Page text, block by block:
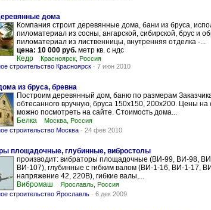
дома
Компания строит деревянные дома, бани из бруса,
пиломатериал из сосны, ангарской, сибирской, брус и
пиломатериал из лиственницы, внутренняя отделка -...
цена: 10 000 руб. метр кв. с ндс
Кедр
Красноярск, Россия
строительство Красноярск - 7 июн 2010
из бруса, бревна
Построим деревянный дом, баню по размерам
обтесанного вручную, бруса 150х150, 200х200. Цены на
можно посмотреть на сайте. Стоимость дома...
Белка
Москва, Россия
строительство Москва - 24 фев 2010
площадочные, глубинные, вибростолы
производит: вибраторы площадочные (ВИ-99, ВИ-98,
ВИ-107), глубинные с гибким валом (ВИ-1-16, ВИ-1-17,
напряжение 42, 220В), гибкие валы,...
Вибромаш
Ярославль, Россия
строительство Ярославль - 6 дек 2009